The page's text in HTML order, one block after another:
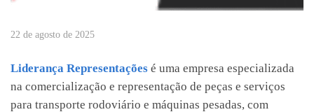
22 de agosto de 2025
Liderança Representações é uma empresa especializada
na comercialização e representação de peças e serviços
para transporte rodoviário e máquinas pesadas, com